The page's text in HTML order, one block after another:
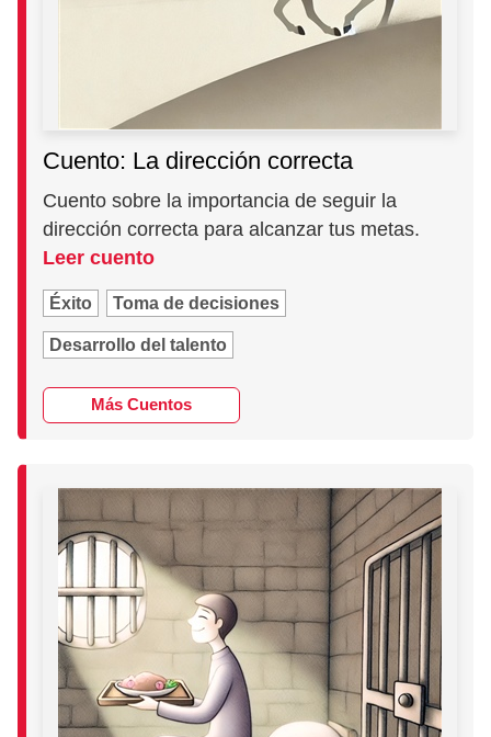
Cuento: La dirección correcta
Cuento sobre la importancia de seguir la
dirección correcta para alcanzar tus metas.
Leer cuento
Éxito Toma de decisiones
Desarrollo del talento
Más Cuentos